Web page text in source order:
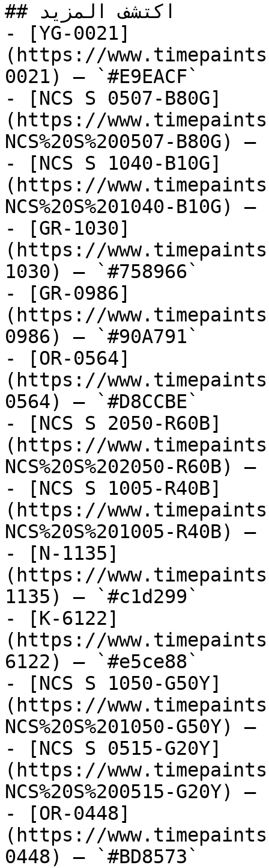
## اكتشف المزيد
- [YG-0021]
(https://
0021) — `#E9EACF`
- [NCS S 0507-B80G]
(https://
NCS%20S%200507-B80G)
- [NCS S 1040-B10G]
(https://
NCS%20S%201040-B10G)
- [GR-1030]
(https://
1030) — `#758966`
- [GR-0986]
(https://
0986) — `#90A791`
- [OR-0564]
(https://
0564) — `#D8CCBE`
- [NCS S 2050-R60B]
(https://
NCS%20S%202050-R60B)
- [NCS S 1005-R40B]
(https://
NCS%20S%201005-R40B)
- [N-1135]
(https://
1135) — `#c1d299`
- [K-6122]
(https://
6122) — `#e5ce88`
- [NCS S 1050-G50Y]
(https://
NCS%20S%201050-G50Y)
- [NCS S 0515-G20Y]
(https://
NCS%20S%200515-G20Y)
- [OR-0448]
(https://
0448) — `#BD8573`